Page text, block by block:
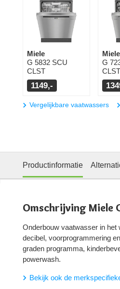
Miele
G 5832 SCU
CLST
1149,-
Miele
G
CLST
Vergelijkbare vaatwassers
Productinformatie
Omschrijving Miele
Onderbouw vaatwasser in het
decibel, voorprogrammering
graden programma,
powerwash.
Bekijk ook de